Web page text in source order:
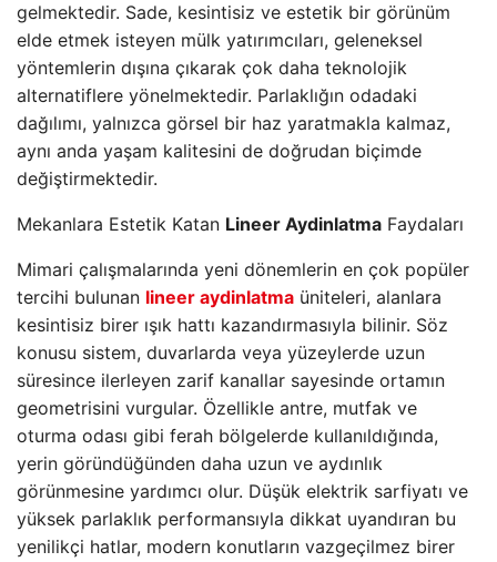
gelmektedir. Sade, kesintisiz ve estetik bir görünüm
elde etmek isteyen mülk yatırımcıları, geleneksel
yöntemlerin dışına çıkarak çok daha teknolojik
alternatiflere yönelmektedir. Parlaklığın odadaki
dağılımı, yalnızca görsel bir haz yaratmakla kalmaz,
aynı anda yaşam kalitesini de doğrudan biçimde
değiştirmektedir.
Mekanlara Estetik Katan Lineer Aydinlatma Faydaları
Mimari çalışmalarında yeni dönemlerin en çok popüler
tercihi bulunan lineer aydinlatma üniteleri, alanlara
kesintisiz birer ışık hattı kazandırmasıyla bilinir. Söz
konusu sistem, duvarlarda veya yüzeylerde uzun
süresince ilerleyen zarif kanallar sayesinde ortamın
geometrisini vurgular. Özellikle antre, mutfak ve
oturma odası gibi ferah bölgelerde kullanıldığında,
yerin göründüğünden daha uzun ve aydınlık
görünmesine yardımcı olur. Düşük elektrik sarfiyatı ve
yüksek parlaklık performansıyla dikkat uyandıran bu
yenilikçi hatlar, modern konutların vazgeçilmez birer